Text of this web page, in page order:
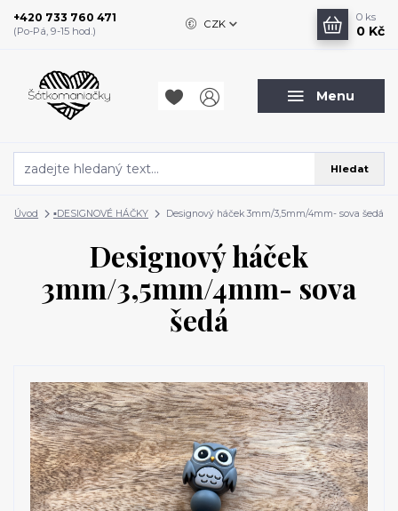
Menu
CZK
Hledat
+420 733 760 471
(Po-Pá, 9-15 hod.)
0 ks
0 Kč
Úvod ▪️DESIGNOVÉ HÁČKY Designový háček 3mm/3,5mm/4mm- sova šedá
Designový háček
3mm/3,5mm/4mm- sova
šedá